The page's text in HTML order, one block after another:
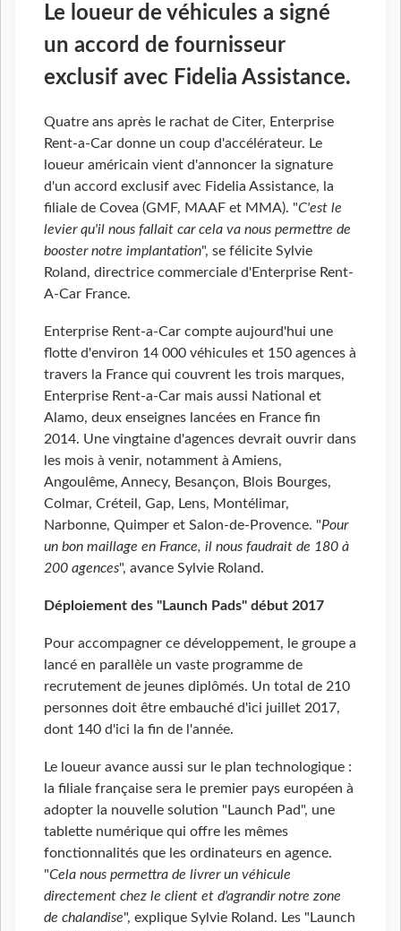
Le loueur de véhicules a signé
un accord de fournisseur
exclusif avec Fidelia Assistance.
Quatre ans après le rachat de Citer, Enterprise
Rent-a-Car donne un coup d'accélérateur. Le
loueur américain vient d'annoncer la signature
d'un accord exclusif avec Fidelia Assistance, la
filiale de Covea (GMF, MAAF et MMA). "C'est le
levier qu'il nous fallait car cela va nous permettre de
booster notre implantation", se félicite Sylvie
Roland, directrice commerciale d'Enterprise Rent-
A-Car France.
Enterprise Rent-a-Car compte aujourd'hui une
flotte d'environ 14 000 véhicules et 150 agences à
travers la France qui couvrent les trois marques,
Enterprise Rent-a-Car mais aussi National et
Alamo, deux enseignes lancées en France fin
2014. Une vingtaine d'agences devrait ouvrir dans
les mois à venir, notamment à Amiens,
Angoulême, Annecy, Besançon, Blois Bourges,
Colmar, Créteil, Gap, Lens, Montélimar,
Narbonne, Quimper et Salon-de-Provence. "Pour
un bon maillage en France, il nous faudrait de 180 à
200 agences", avance Sylvie Roland.
Déploiement des "Launch Pads" début 2017
Pour accompagner ce développement, le groupe a
lancé en parallèle un vaste programme de
recrutement de jeunes diplômés. Un total de 210
personnes doit être embauché d'ici juillet 2017,
dont 140 d'ici la fin de l'année.
Le loueur avance aussi sur le plan technologique :
la filiale française sera le premier pays européen à
adopter la nouvelle solution "Launch Pad", une
tablette numérique qui offre les mêmes
fonctionnalités que les ordinateurs en agence.
"Cela nous permettra de livrer un véhicule
directement chez le client et d'agrandir notre zone
de chalandise", explique Sylvie Roland. Les "Launch